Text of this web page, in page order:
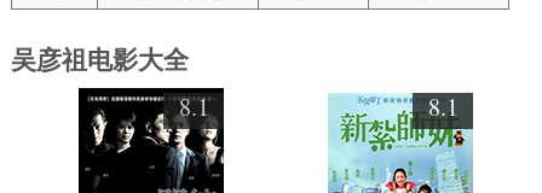
吴彦祖电影大全
8.1 8.1